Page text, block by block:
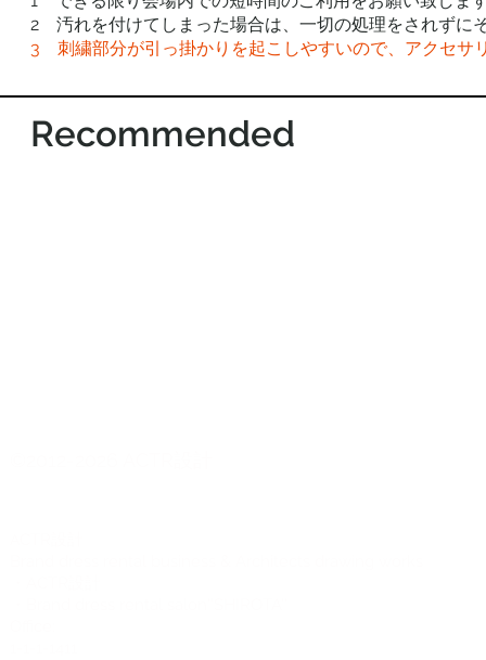
2 汚れを付けてしまった場合は、一切の処理をされずに
3 刺繍部分が引っ掛かりを起こしやすいので、アクセ
Recommended